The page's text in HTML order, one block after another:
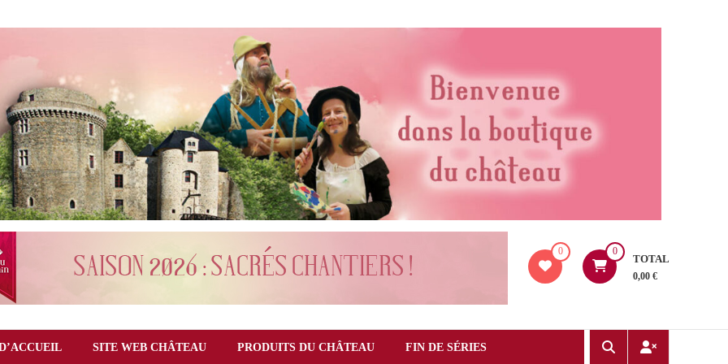
0 0
TOTAL
0,00 €
SITE WEB CHÂTEAU PRODUITS DU CHÂTEAU FIN DE SÉRIES